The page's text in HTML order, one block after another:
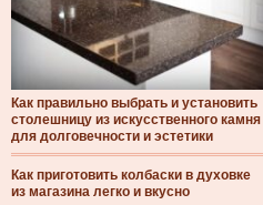
Как правильно выбрать и установить
столешницу из искусственного камня
для долговечности и эстетики
Как приготовить колбаски в духовке
из магазина легко и вкусно